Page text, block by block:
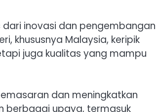
dari inovasi dan pengembangan
khususnya Malaysia, keripik
juga kualitas yang mampu
dan meningkatkan
berbagai upaya, termasuk